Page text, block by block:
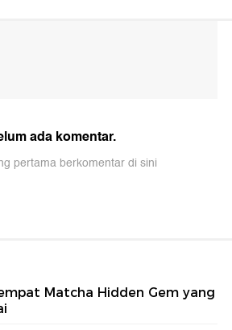
ada komentar.
pertama berkomentar di sini
Matcha Hidden Gem yang